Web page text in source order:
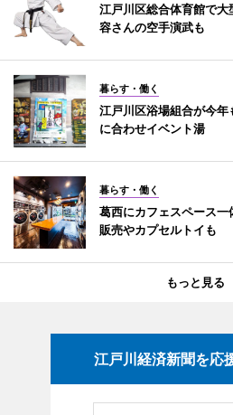
江戸川区総合体育館で
容さんの空手演武も
暮らす・働く
江戸川区浴場組合が今
に合わせイベント湯
暮らす・働く
葛西にカフェスペース
販売やカプセルトイも
もっと見る
江戸川経済新聞を応